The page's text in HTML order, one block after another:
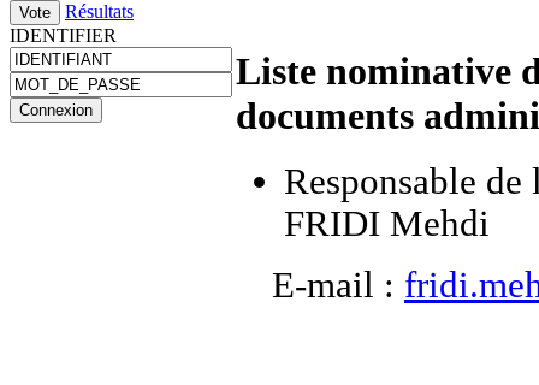
Résultats
IDENTIFIER
Liste nominative
documents
Responsable
FRIDI Mehdi
E-mail :